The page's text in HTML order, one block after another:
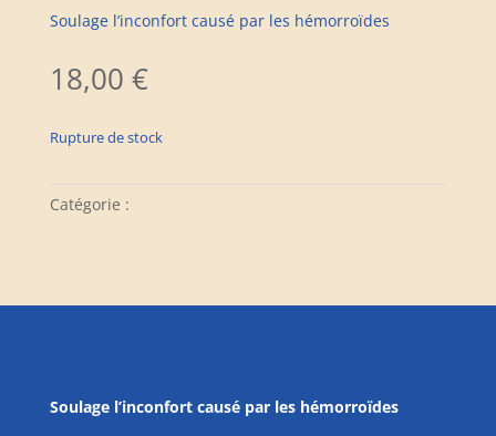
Soulage l’inconfort causé par les hémorroïdes
18,00 €
Rupture de stock
Catégorie :
Soulage l’inconfort causé par les hémorroïdes